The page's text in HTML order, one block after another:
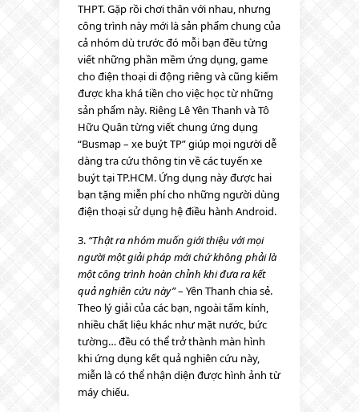
THPT. Gặp rồi chơi thân với nhau, nhưng
công trình này mới là sản phẩm chung của
cả nhóm dù trước đó mỗi bạn đều từng
viết những phần mềm ứng dụng, game
cho điện thoại di động riêng và cũng kiếm
được kha khá tiền cho việc học từ những
sản phẩm này. Riêng Lê Yên Thanh và Tô
Hữu Quân từng viết chung ứng dụng
“Busmap – xe buýt TP” giúp mọi người dễ
dàng tra cứu thông tin về các tuyến xe
buýt tại TP.HCM. Ứng dụng này được hai
bạn tặng miễn phí cho những người dùng
điện thoại sử dụng hệ điều hành Android.
3.“Thật ra nhóm muốn giới thiệu với mọi
người một giải pháp mới chứ không phải là
một công trình hoàn chỉnh khi đưa ra kết
quả nghiên cứu này”– Yên Thanh chia sẻ.
Theo lý giải của các bạn, ngoài tấm kính,
nhiều chất liệu khác như mặt nước, bức
tường… đều có thể trở thành màn hình
khi ứng dụng kết quả nghiên cứu này,
miễn là có thể nhận diện được hình ảnh từ
máy chiếu.